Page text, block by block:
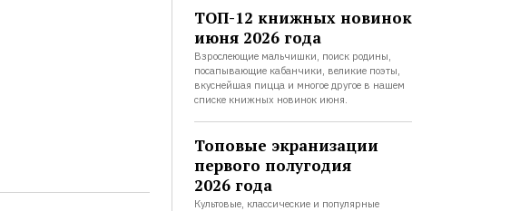
ТОП-12 книжных новинок
июня 2026 года
Взрослеющие мальчишки, поиск родины,
посапывающие кабанчики, великие поэты,
вкуснейшая пицца и многое другое в нашем
списке книжных новинок июня.
Топовые экранизации
первого полугодия
2026 года
Культовые, классические и популярные